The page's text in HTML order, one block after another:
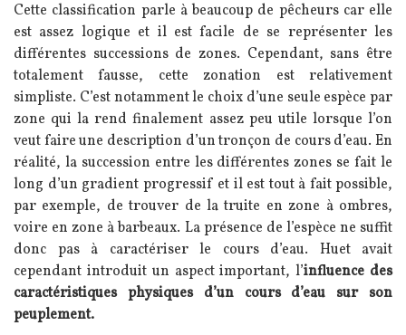
Cette classification parle à beaucoup de pêcheurs car elle
est assez logique et il est facile de se représenter les
différentes successions de zones. Cependant, sans être
totalement fausse, cette zonation est relativement
simpliste. C’est notamment le choix d’une seule espèce par
zone qui la rend finalement assez peu utile lorsque l’on
veut faire une description d’un tronçon de cours d’eau. En
réalité, la succession entre les différentes zones se fait le
long d’un gradient progressif et il est tout à fait possible,
par exemple, de trouver de la truite en zone à ombres,
voire en zone à barbeaux. La présence de l’espèce ne suffit
donc pas à caractériser le cours d’eau. Huet avait
cependant introduit un aspect important, l’influence des
caractéristiques physiques d’un cours d’eau sur son
peuplement.